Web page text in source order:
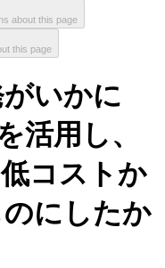
about this page
this page
いかに
活用し、
コストか
にしたか